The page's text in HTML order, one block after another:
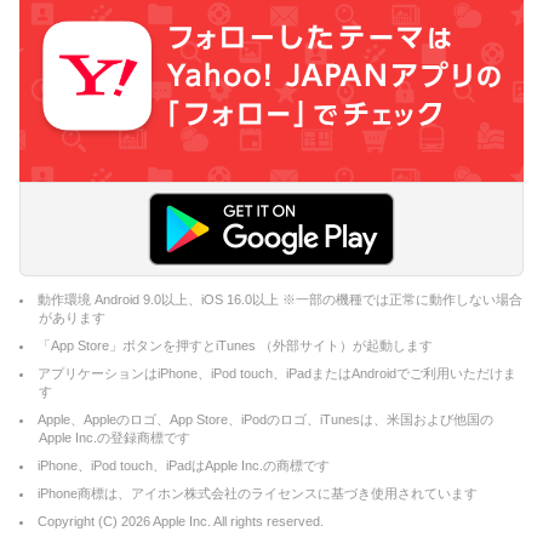
動作環境 Android 9.0以上、iOS 16.0以上 ※一部の機種では正常に動作しない場合
があります
「App Store」ボタンを押すとiTunes （外部サイト）が起動します
アプリケーションはiPhone、iPod touch、iPadまたはAndroidでご利用いただけま
す
Apple、Appleのロゴ、App Store、iPodのロゴ、iTunesは、米国および他国の
Apple Inc.の登録商標です
iPhone、iPod touch、iPadはApple Inc.の商標です
iPhone商標は、アイホン株式会社のライセンスに基づき使用されています
Copyright (C) 2026Apple Inc. All rights reserved.